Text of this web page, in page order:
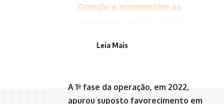
Google e acompanhe as
Clique aqui para seguir o
A 1ª fase da operação, em 2022,
apurou suposto favorecimento em
Leia Mais